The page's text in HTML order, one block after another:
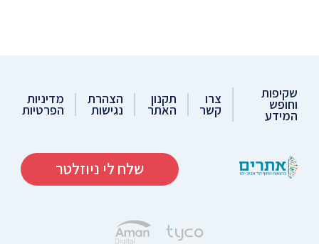
שקיפות
וחופש
המידע
צרו
קשר
תקנון
האתר
הצהרת
נגישות
מדיניות
הפרטיות
שלח לי ניוזלטר